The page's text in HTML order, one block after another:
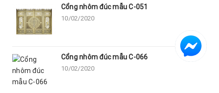
Cổng nhôm đúc mẫu C-051
10/02/2020
Cổng nhôm đúc mẫu C-066
10/02/2020